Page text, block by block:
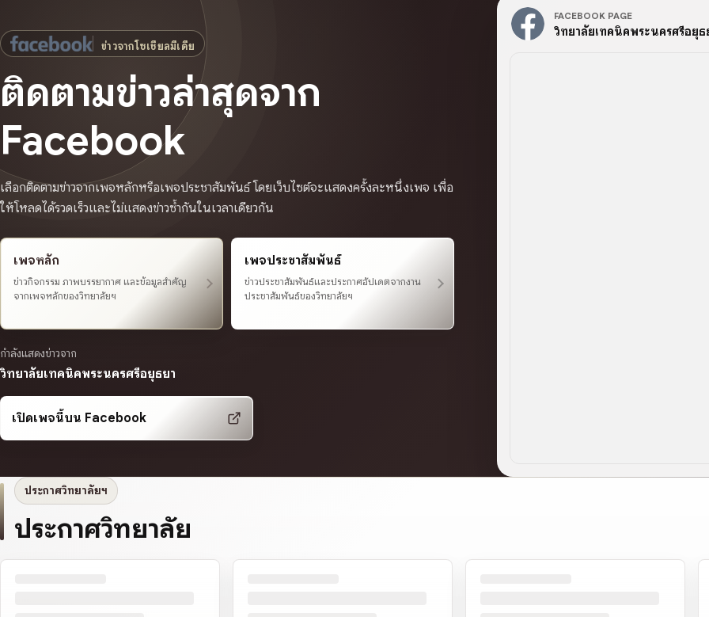
ข่าวจากโซเชียลมีเดีย
ติดตามข่าวล่าสุดจาก
Facebook
เลือกติดตามข่าวจากเพจหลักหรือเพจประชาสัมพันธ์ โดยเว็บไซต์จะแสดงครั้งละหนึ่งเพจ เพื่อ
ให้โหลดได้รวดเร็วและไม่แสดงข่าวซ้ำกันในเวลาเดียวกัน
เพจหลัก
ข่าวกิจกรรม ภาพบรรยากาศ และข้อมูลสำคัญ
จากเพจหลักของวิทยาลัยฯ
เพจประชาสัมพันธ์
ข่าวประชาสัมพันธ์และประกาศอัปเดตจากงาน
ประชาสัมพันธ์ของวิทยาลัยฯ
กำลังแสดงข่าวจาก
วิทยาลัยเทคนิคพระนครศรีอยุธยา
เปิดเพจนี้บน Facebook
FACEBOOK PAGE
วิทยาลัยเทคนิคพระนครศรีอยุธ
ประกาศวิทยาลัยฯ
ประกาศวิทยาลัย